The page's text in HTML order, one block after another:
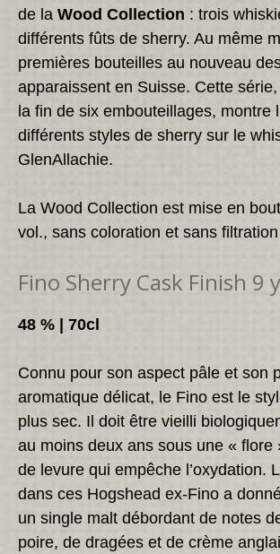
de la Wood Collection : trois
différents fûts de sherry. Au même
premières bouteilles au nouveau
apparaissent en Suisse. Cette
la fin de six embouteillages, montre
différents styles de sherry sur le
GlenAllachie.
La Wood Collection est mise en
vol., sans coloration et sans
Fino Sherry Cask Finish 9
48 % | 70cl
Connu pour son aspect pâle et son
aromatique délicat, le Fino est le
plus sec. Il doit être vieilli
au moins deux ans sous une « flore
de levure qui empêche l’oxydation.
dans ces Hogshead ex-Fino a
un single malt débordant de notes
poire, de dragées et de crème